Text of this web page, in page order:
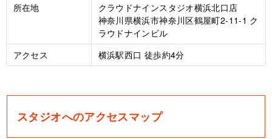
所在地
クラウドナインスタジオ横浜北口店
神奈川県横浜市神奈川区鶴屋町2-11-1 ク
ラウドナインビル
アクセス
横浜駅西口 徒歩約4分
スタジオへのアクセスマップ